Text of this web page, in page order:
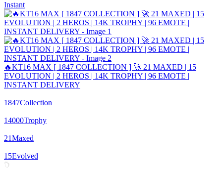
Instant
🔥KT16 MAX [ 1847 COLLECTION ] 🚀 21 MAXED | 15
EVOLUTION | 2 HEROS | 14K TROPHY | 96 EMOTE |
INSTANT DELIVERY
1847Collection
14000Trophy
21Maxed
15Evolved